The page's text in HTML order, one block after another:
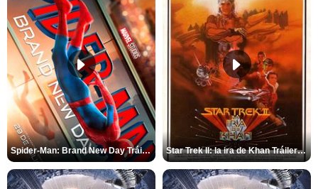
Spider-Man: Brand New Day Tráiler (3) Star Trek II: la ira de Khan Tráiler VO